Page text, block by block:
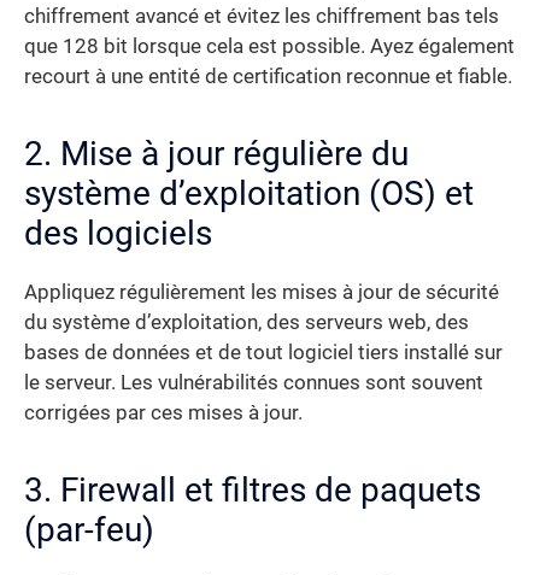
chiffrement avancé et évitez les chiffrement bas tels
que 128 bit lorsque cela est possible. Ayez également
recourt à une entité de certification reconnue et fiable.
2. Mise à jour régulière du
système d’exploitation (OS) et
des logiciels
Appliquez régulièrement les mises à jour de sécurité
du système d’exploitation, des serveurs web, des
bases de données et de tout logiciel tiers installé sur
le serveur. Les vulnérabilités connues sont souvent
corrigées par ces mises à jour.
3. Firewall et filtres de paquets
(par-feu)